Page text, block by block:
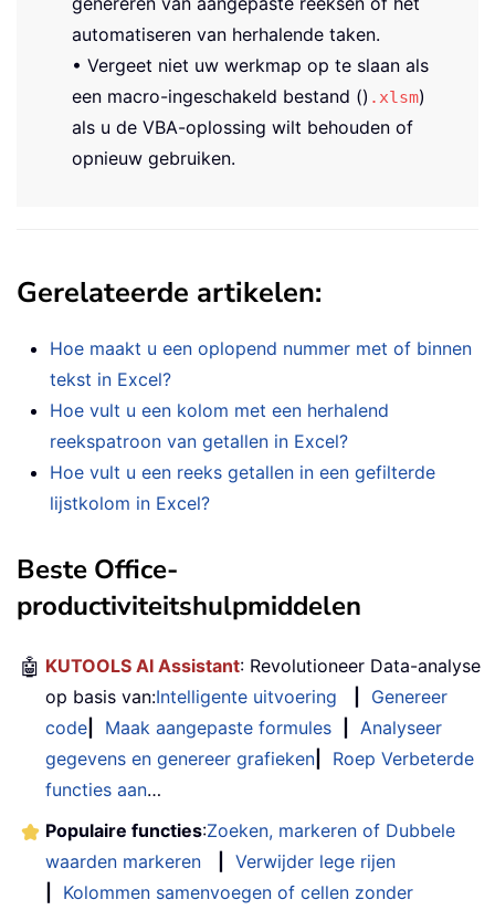
automatiseren van herhalende taken.
• Vergeet niet uw werkmap op te slaan als
een macro-ingeschakeld bestand () .xlsm)
als u de VBA-oplossing wilt behouden of
opnieuw gebruiken.
Gerelateerde artikelen:
Hoe maakt u een oplopend nummer met of binnen
tekst in Excel?
Hoe vult u een kolom met een herhalend
reekspatroon van getallen in Excel?
Hoe vult u een reeks getallen in een gefilterde
lijstkolom in Excel?
Beste Office-
productiviteitshulpmiddelen
🤖 KUTOOLS AI Assistant: Revolutioneer Data-analyse
op basis van:Intelligente uitvoering
Genereer
code
Maak aangepaste formules
Analyseer
gegevens en genereer grafieken
Roep Verbeterde
functies aan…
Populaire functies:Zoeken, markeren of Dubbele
waarden markeren
Verwijder lege rijen
Kolommen samenvoegen of cellen zonder